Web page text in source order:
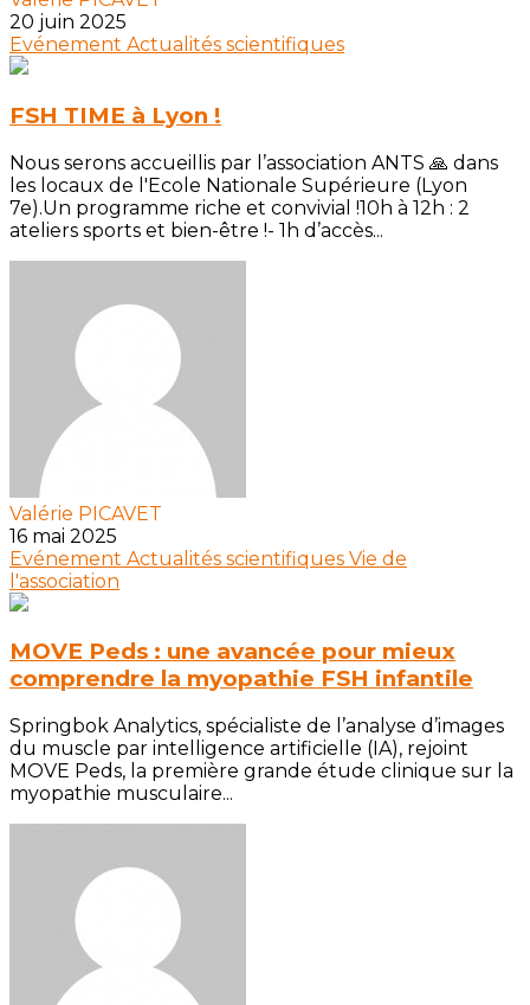
20 juin 2025
Evénement Actualités scientifiques
FSH TIME à Lyon !
Nous serons accueillis par l’association ANTS 🙏 dans
les locaux de l'Ecole Nationale Supérieure (Lyon
7e).Un programme riche et convivial !10h à 12h : 2
ateliers sports et bien-être !- 1h d’accès...
Valérie PICAVET
16 mai 2025
Evénement Actualités scientifiques Vie de
l'association
MOVE Peds : une avancée pour mieux
comprendre la myopathie FSH infantile
Springbok Analytics, spécialiste de l’analyse d’images
du muscle par intelligence artificielle (IA), rejoint
MOVE Peds, la première grande étude clinique sur la
myopathie musculaire...